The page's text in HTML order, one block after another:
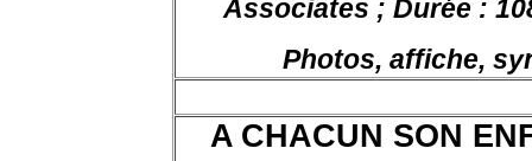
Associates ; Durée :
Photos, affiche,
A CHACUN SON